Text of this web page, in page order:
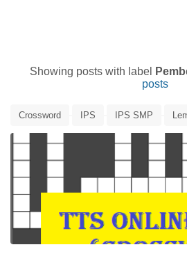
Showing posts with label
posts
Crossword IPS IPS SMP